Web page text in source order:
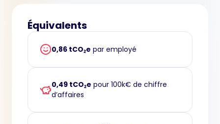
Équivalents
0,86 tCO₂e par employé
0,49 tCO₂e pour 100k€ de chiffre
d’affaires